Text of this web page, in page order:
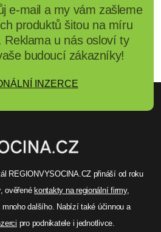
e-mail a my vám zašleme
produktů šitou na míru
Reklama u nás osloví ty
budoucí zákazníky!
INZERCE
REGIONVYSOCINA.CZ přináší od roku
, ověřené kontakty na regionální firmy,
dalšího. Nabízí také účinnou a
pro podnikatele i jednotlivce.